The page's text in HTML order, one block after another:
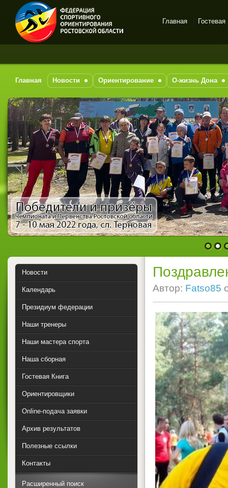
Спортивное
на-Дону
Главная Гостевая
Главная Новости Ориентирование О-жизнь Дона
1 2
Автор: Fatso85
Новости
Календарь
Президиум федерации
Наши тренеры
Наши мастера спорта
Наша сборная
Гостевая Книга
Ориентировщики
Online-подача заявки
Архив результатов
Полезные ссылки
Контакты
Расширенный поиск